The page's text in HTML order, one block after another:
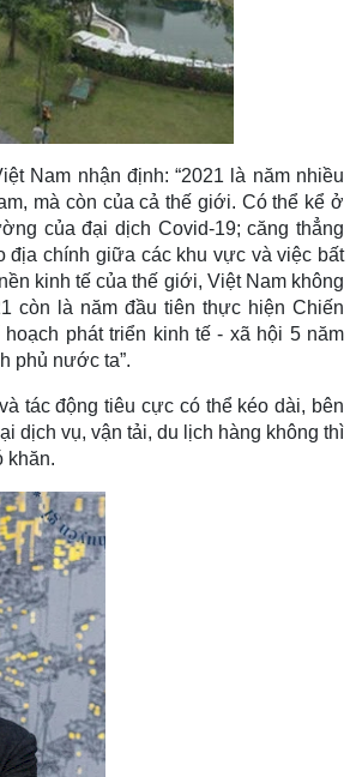
Nam nhận định: “2021 là năm nhiều
mà còn của cả thế giới. Có thể kể ở
của đại dịch Covid-19; căng thẳng
chính giữa các khu vực và việc bất
kinh tế của thế giới, Việt Nam không
còn là năm đầu tiên thực hiện Chiến
phát triển kinh tế - xã hội 5 năm
phủ nước ta”.
tác động tiêu cực có thể kéo dài, bên
dịch vụ, vận tải, du lịch hàng không thì
khăn.